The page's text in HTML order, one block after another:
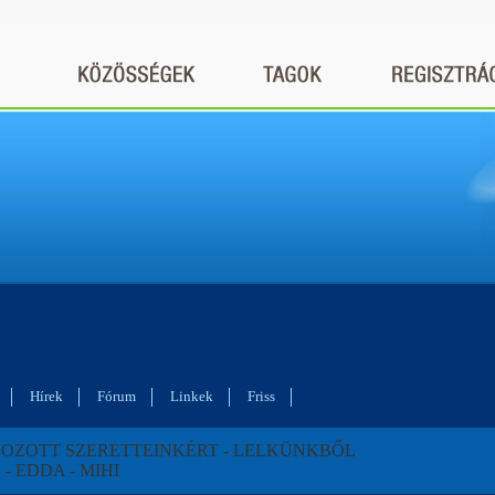
Hírek Fórum Linkek Friss
SZERETTEINKÉRT - LELKÜNKBŐL
- EDDA - MIHI